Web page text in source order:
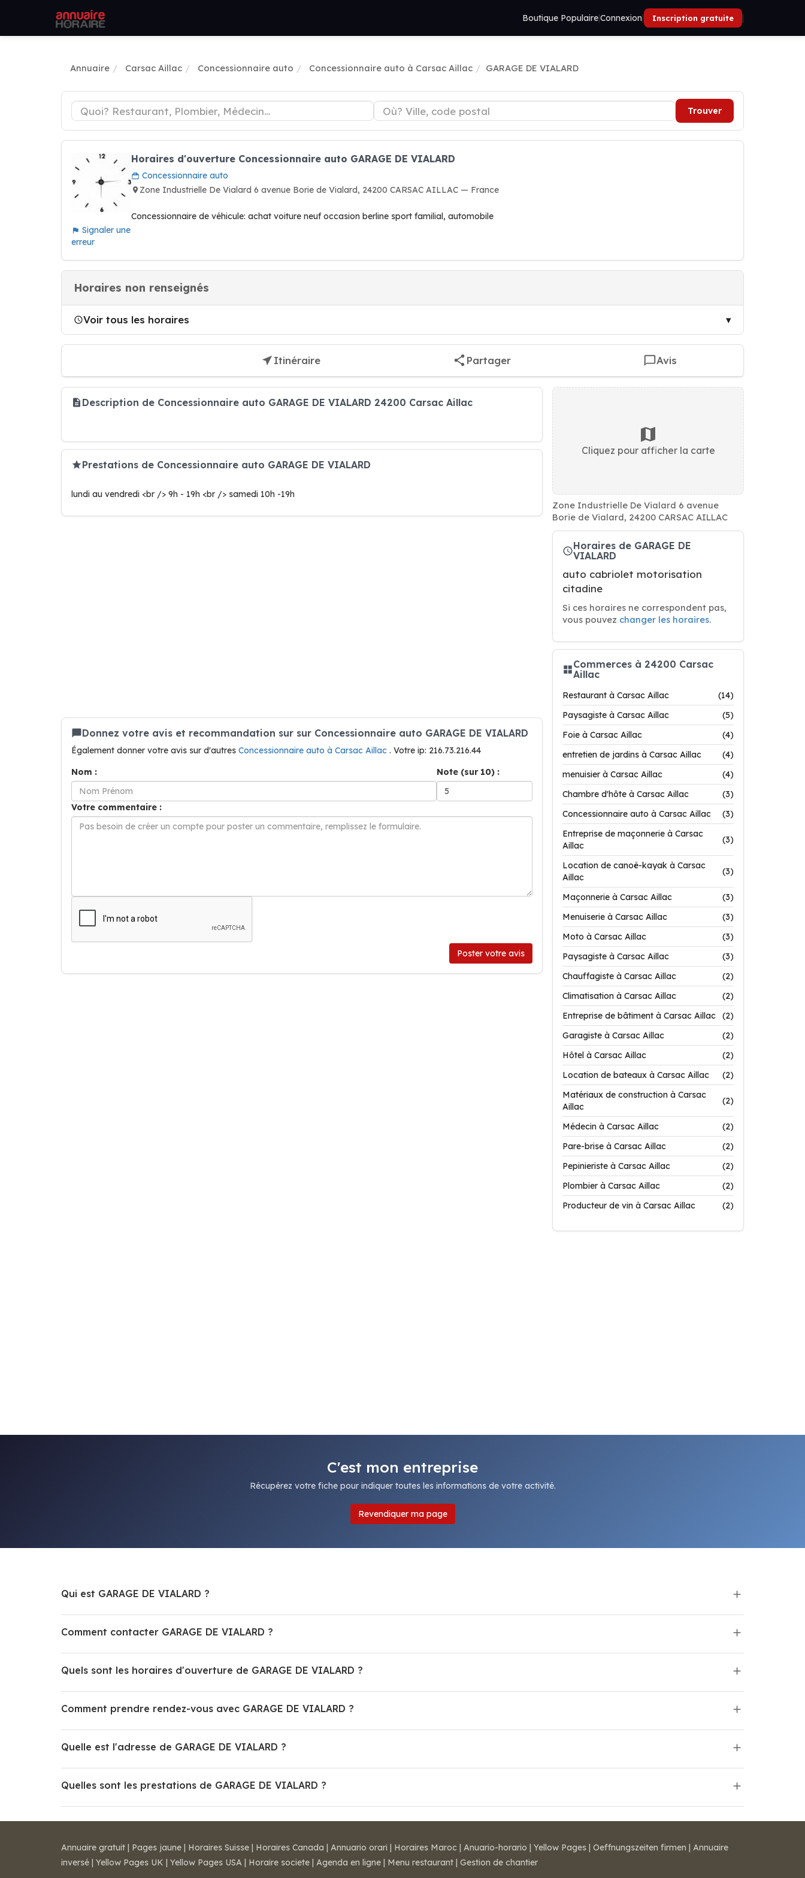
Boutique Populaire|Connexion| Inscription gratuite |
Annuaire Carsac Aillac Concessionnaire auto Concessionnaire auto à Carsac Aillac GARAGE DE VIALARD
Trouver
Signaler une
erreur
Horaires d'ouverture Concessionnaire auto GARAGE DE VIALARD
Concessionnaire auto
Zone Industrielle De Vialard 6 avenue Borie de Vialard, 24200 CARSAC AILLAC — France
Concessionnaire de véhicule: achat voiture neuf occasion berline sport familial, automobile
Horaires non renseignés
Voir tous les horaires
Itinéraire Partager Avis
Description de Concessionnaire auto GARAGE DE VIALARD 24200 Carsac Aillac
Prestations de Concessionnaire auto GARAGE DE VIALARD
lundi au vendredi <br /> 9h - 19h <br /> samedi 10h -19h
Donnez votre avis et recommandation sur sur Concessionnaire auto GARAGE DE VIALARD
Également donner votre avis sur d'autres Concessionnaire auto à Carsac Aillac . Votre ip: 216.73.216.44
Nom :
Note (sur 10) :
Votre commentaire :
Poster votre avis
Cliquez pour afficher la carte
Zone Industrielle De Vialard 6 avenue
Borie de Vialard, 24200 CARSAC AILLAC
Horaires de GARAGE DE
VIALARD
auto cabriolet motorisation
citadine
Si ces horaires ne correspondent pas,
vous pouvez changer les horaires.
Commerces à 24200 Carsac
Aillac
Restaurant à Carsac Aillac
(14)
Paysagiste à Carsac Aillac
(5)
Foie à Carsac Aillac
(4)
entretien de jardins à Carsac Aillac
(4)
menuisier à Carsac Aillac
(4)
Chambre d'hôte à Carsac Aillac
(3)
Concessionnaire auto à Carsac Aillac
(3)
Entreprise de maçonnerie à Carsac
Aillac
(3)
Location de canoë-kayak à Carsac
Aillac
(3)
Maçonnerie à Carsac Aillac
(3)
Menuiserie à Carsac Aillac
(3)
Moto à Carsac Aillac
(3)
Paysagiste à Carsac Aillac
(3)
Chauffagiste à Carsac Aillac
(2)
Climatisation à Carsac Aillac
(2)
Entreprise de bâtiment à Carsac Aillac
(2)
Garagiste à Carsac Aillac
(2)
Hôtel à Carsac Aillac
(2)
Location de bateaux à Carsac Aillac
(2)
Matériaux de construction à Carsac
Aillac
(2)
Médecin à Carsac Aillac
(2)
Pare-brise à Carsac Aillac
(2)
Pepinieriste à Carsac Aillac
(2)
Plombier à Carsac Aillac
(2)
Producteur de vin à Carsac Aillac
(2)
C'est mon entreprise
Récupérez votre fiche pour indiquer toutes les informations de votre activité.
Revendiquer ma page
Qui est GARAGE DE VIALARD ?
Comment contacter GARAGE DE VIALARD ?
Quels sont les horaires d'ouverture de GARAGE DE VIALARD ?
Comment prendre rendez-vous avec GARAGE DE VIALARD ?
Quelle est l'adresse de GARAGE DE VIALARD ?
Quelles sont les prestations de GARAGE DE VIALARD ?
Annuaire gratuit | Pages jaune | Horaires Suisse | Horaires Canada | Annuario orari | Horaires Maroc | Anuario-horario | Yellow Pages | Oeffnungszeiten firmen | Annuaire
inversé | Yellow Pages UK | Yellow Pages USA | Horaire societe | Agenda en ligne | Menu restaurant | Gestion de chantier